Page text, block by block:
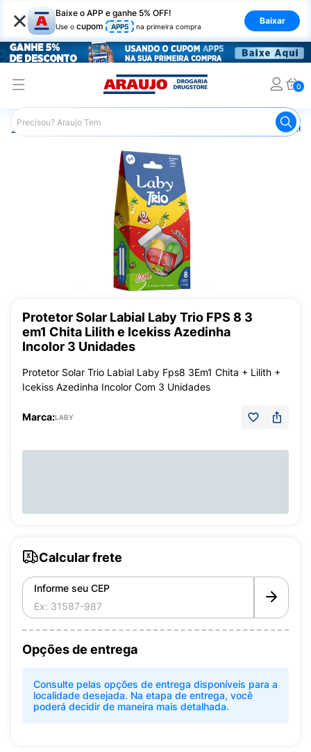
× Baixe o APP e ganhe 5% OFF!
Use o cupom APP5 na primeira compra
Baixar
0
Araujo Dermocosméticos
Protetor Solar Labial Laby Trio FPS 8 3
em1 Chita Lilith e Icekiss Azedinha
Incolor 3 Unidades
Protetor Solar Trio Labial Laby Fps8 3Em1 Chita + Lilith +
Icekiss Azedinha Incolor Com 3 Unidades
Marca:LABY
Calcular frete
Informe seu CEP
Opções de entrega
Consulte pelas opções de entrega disponíveis para a
localidade desejada. Na etapa de entrega, você
poderá decidir de maneira mais detalhada.